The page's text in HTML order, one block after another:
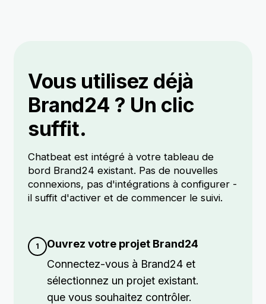
Vous utilisez déjà
Brand24 ? Un clic
suffit.
Chatbeat est intégré à votre tableau de
bord Brand24 existant. Pas de nouvelles
connexions, pas d'intégrations à configurer -
il suffit d'activer et de commencer le suivi.
Ouvrez votre projet Brand24
Connectez-vous à Brand24 et
sélectionnez un projet existant.
que vous souhaitez contrôler.